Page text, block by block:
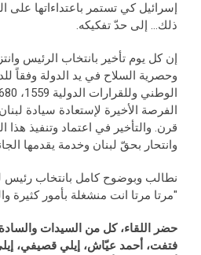
إسرائيل كي تستمر باعتداءاتها
ذلك... إلى حدّ تفكيكه.
إن كل يوم تأخير بانتخاب الرئيس
وحصرية السلاح في يد الدولة وفقاً
الفرصة الأخيرة لإستعادة سيادة
قرن. والتأخير في اعتماد وتنفيذ هذا
وانتحار بحقّ لبنان وخدمة يقدمها
نطالب وبوضوح كامل بانتخاب رئيس
"مرتا مرتا انت منشغلة بأمور كثيرة
حضر اللقاء، كل من السيدات والسادة
فتفت، أحمد عيّاش، إيلي قصيفي،